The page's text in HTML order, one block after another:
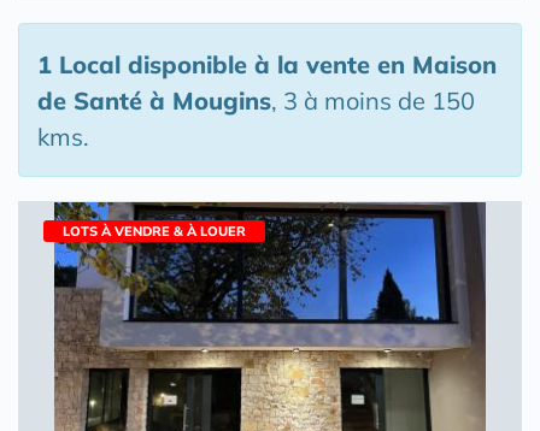
1 Local disponible à la vente en Maison
de Santé à Mougins, 3 à moins de 150
kms.
LOTS À VENDRE & À LOUER